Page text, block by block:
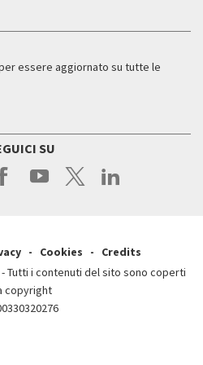
essere aggiornato su tutte le
SU
Cookies
Credits
- Tutti i contenuti del sito sono coperti
copyright